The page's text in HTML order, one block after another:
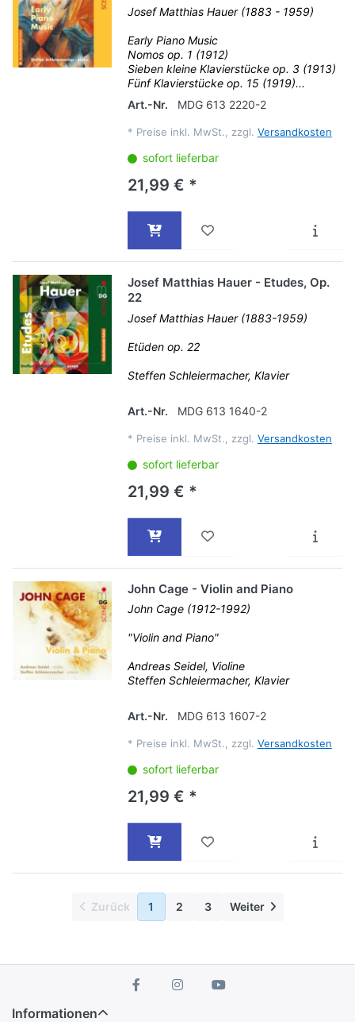
Josef Matthias Hauer (1883 - 1959)
Early Piano Music
Nomos op. 1 (1912)
Sieben kleine Klavierstücke op. 3 (1913)
Fünf Klavierstücke op. 15 (1919)...
Art.-Nr.
MDG 613 2220-2
* Preise inkl. MwSt., zzgl. Versandkosten
sofort lieferbar
21,99 € *
Josef Matthias Hauer - Etudes, Op.
22
Josef Matthias Hauer (1883-1959)
Etüden op. 22
Steffen Schleiermacher, Klavier
Art.-Nr. MDG 613 1640-2
* Preise inkl. MwSt., zzgl. Versandkosten
sofort lieferbar
21,99 € *
John Cage - Violin and Piano
John Cage (1912-1992)
"Violin and Piano"
Andreas Seidel, Violine
Steffen Schleiermacher, Klavier
Art.-Nr. MDG 613 1607-2
* Preise inkl. MwSt., zzgl. Versandkosten
sofort lieferbar
21,99 € *
Zurück 1 2 3 Weiter
Informationen